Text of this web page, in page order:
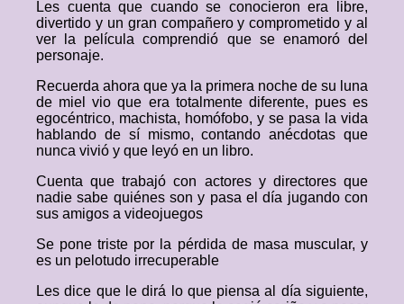
Les cuenta que cuando se conocieron era libre,
divertido y un gran compañero y comprometido y al
ver la película comprendió que se enamoró del
personaje.
Recuerda ahora que ya la primera noche de su luna
de miel vio que era totalmente diferente, pues es
egocéntrico, machista, homófobo, y se pasa la vida
hablando de sí mismo, contando anécdotas que
nunca vivió y que leyó en un libro.
Cuenta que trabajó con actores y directores que
nadie sabe quiénes son y pasa el día jugando con
sus amigos a videojuegos
Se pone triste por la pérdida de masa muscular, y
es un pelotudo irrecuperable
Les dice que le dirá lo que piensa al día siguiente,